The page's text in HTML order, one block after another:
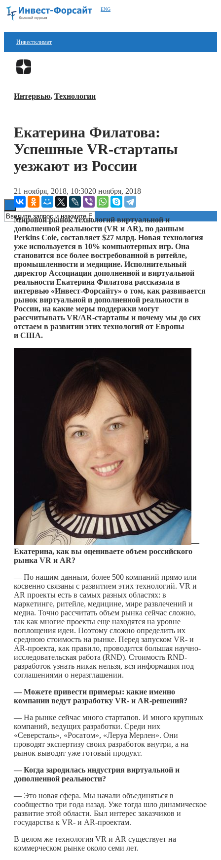
ENG
Инвестклимат
Финансы
Блокчейн
Интервью, Технологии
Екатерина Филатова:
Успешные VR-стартапы
уезжают из России
21 ноября, 2018, 10:3020 ноября, 2018
Мировой рынок технологий виртуальной и
дополненной реальности (VR и AR), по данным
Perkins Coie, составляет $27 млрд. Новая технология
уже используется в 10% компьютерных игр. Она
становится все более востребованной в ритейле,
промышленности и медицине. Исполнительный
директор Ассоциации дополненной и виртуальной
реальности Екатерина Филатова рассказала в
интервью «Инвест-Форсайту» о том, как развивается
рынок виртуальной и дополненной реальности в
России, на какие меры поддержки могут
рассчитывать VR/AR-стартапы и почему мы до сих
отстаем в развитии этих технологий от Европы
и США.
—
Екатерина, как вы оцениваете объем российского
рынка VR и AR?
— По нашим данным, более 500 компаний прямо или
косвенно связаны с развитием этих технологий. VR и
AR проекты есть в самых разных областях: в
маркетинге, ритейле, медицине, мире развлечений и
медиа. Точно рассчитать объем рынка сейчас сложно,
так как многие проекты еще находятся на уровне
воплощения идеи. Поэтому сложно определить их
среднюю стоимость на рынке. Перед запуском VR- и
AR-проекта, как правило, проводится большая научно-
исследовательская работа (RND). Стоимость RND-
разработок узнать никак нельзя, вся информация под
соглашениями о неразглашении.
— Можете привести примеры: какие именно
компании ведут разработку VR- и AR-решений?
— На рынке сейчас много стартапов. И много крупных
компаний, ведущих разработки. Среди них
«Северсталь», «Росатом», «Леруа Мерлен». Они
проводят экспертизу своих разработок внутри, а на
рынок выводят уже готовый продукт.
— Когда зародилась индустрия виртуальной и
дополненной реальности?
— Это новая сфера. Мы начали объединяться в
сообщество три года назад. Уже тогда шло динамическое
развитие этой области. Был интерес заказчиков и
государства к VR- и AR-проектам.
В целом же технология VR и AR существует на
коммерческом рынке около семи лет.